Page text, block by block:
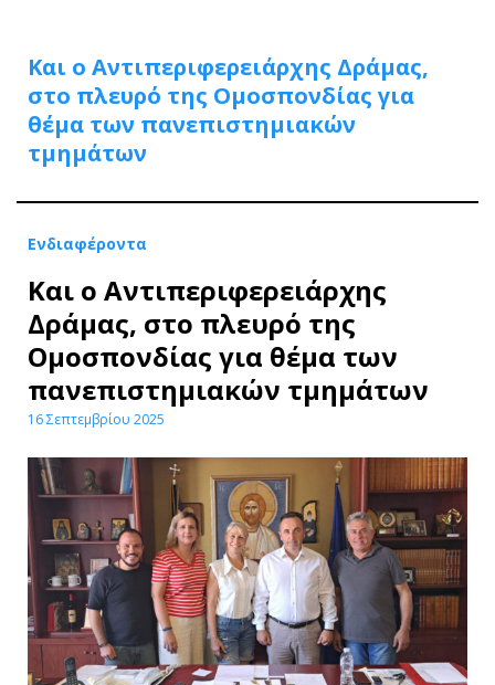
Και ο Αντιπεριφερειάρχης Δράμας,
στο πλευρό της Ομοσπονδίας για
θέμα των πανεπιστημιακών
τμημάτων
Ενδιαφέροντα
Και ο Αντιπεριφερειάρχης
Δράμας, στο πλευρό της
Ομοσπονδίας για θέμα των
πανεπιστημιακών τμημάτων
16 Σεπτεμβρίου 2025